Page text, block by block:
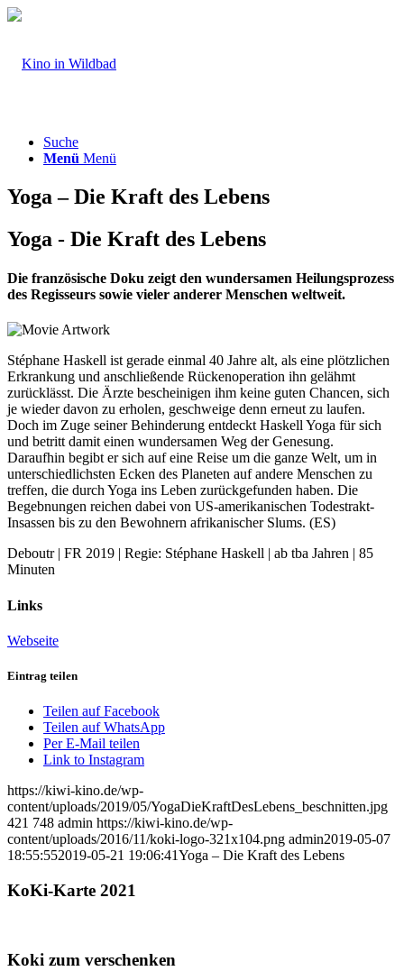
Suche
Menü Menü
Yoga – Die Kraft des Lebens
Yoga - Die Kraft des Lebens
Die französische Doku zeigt den wundersamen Heilungsprozess
des Regisseurs sowie vieler anderer Menschen weltweit.
Stéphane Haskell ist gerade einmal 40 Jahre alt, als eine plötzlichen
Erkrankung und anschließende Rückenoperation ihn gelähmt
zurücklässt. Die Ärzte bescheinigen ihm keine guten Chancen, sich
je wieder davon zu erholen, geschweige denn erneut zu laufen.
Doch im Zuge seiner Behinderung entdeckt Haskell Yoga für sich
und betritt damit einen wundersamen Weg der Genesung.
Daraufhin begibt er sich auf eine Reise um die ganze Welt, um in
unterschiedlichsten Ecken des Planeten auf andere Menschen zu
treffen, die durch Yoga ins Leben zurückgefunden haben. Die
Begebnungen reichen dabei von US-amerikanischen Todestrakt-
Insassen bis zu den Bewohnern afrikanischer Slums. (ES)
Deboutr | FR 2019 | Regie: Stéphane Haskell | ab tba Jahren | 85
Minuten
Links
Webseite
Eintrag teilen
Teilen auf Facebook
Teilen auf WhatsApp
Per E-Mail teilen
Link to Instagram
https://kiwi-kino.de/wp-
content/uploads/2019/05/YogaDieKraftDesLebens_beschnitten.jpg
421 748 admin https://kiwi-kino.de/wp-
content/uploads/2016/11/koki-logo-321x104.png admin2019-05-07
18:55:552019-05-21 19:06:41Yoga – Die Kraft des Lebens
KoKi-Karte 2021
Koki zum verschenken